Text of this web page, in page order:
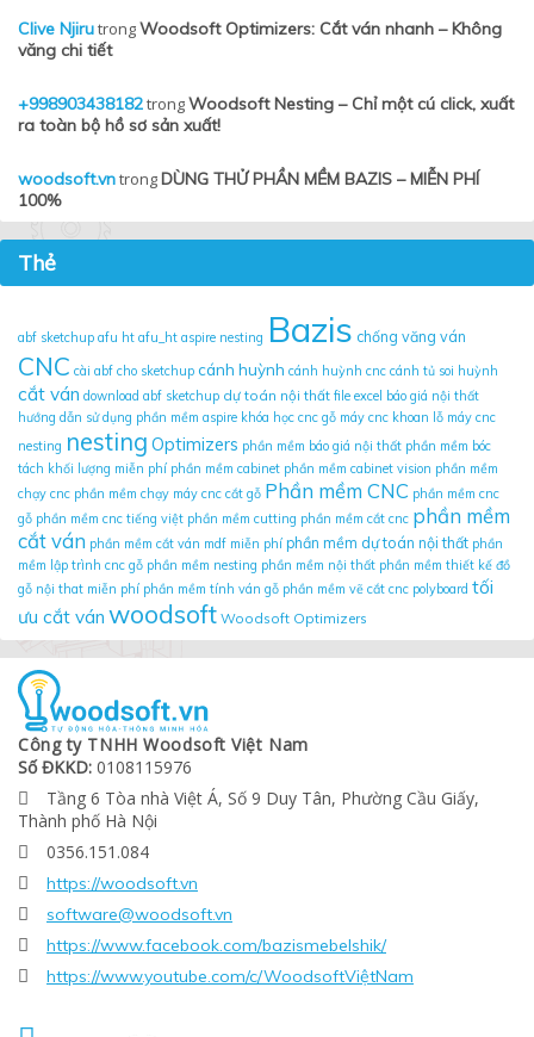
Clive NjirutrongWoodsoft Optimizers: Cắt ván nhanh – Không
văng chi tiết
+998903438182trongWoodsoft Nesting – Chỉ một cú click, xuất
ra toàn bộ hồ sơ sản xuất!
woodsoft.vntrongDÙNG THỬ PHẦN MỀM BAZIS – MIỄN PHÍ
100%
Thẻ
abf sketchup afu ht afu_ht aspire nesting Bazis chống văng ván
CNC cài abf cho sketchup cánh huỳnh cánh huỳnh cnc cánh tủ soi huỳnh
cắt ván download abf sketchup dự toán nội thất file excel báo giá nội thất
hướng dẫn sử dụng phần mềm aspire khóa học cnc gỗ máy cnc khoan lỗ máy cnc
nesting nesting Optimizers phần mềm báo giá nội thất phần mềm bóc
tách khối lượng miễn phí phần mềm cabinet phần mềm cabinet vision phần mềm
chạy cnc phần mềm chạy máy cnc cắt gỗ Phần mềm CNC phần mềm cnc
gỗ phần mềm cnc tiếng việt phần mềm cutting phần mềm cắt cnc phần mềm
cắt ván phần mềm cắt ván mdf miễn phí phần mềm dự toán nội thất phần
mềm lập trình cnc gỗ phần mềm nesting phần mềm nội thất phần mềm thiết kế đồ
gỗ nội that miễn phí phần mềm tính ván gỗ phần mềm vẽ cắt cnc polyboard tối
ưu cắt ván woodsoft Woodsoft Optimizers
Công ty TNHH Woodsoft Việt Nam
Số ĐKKD: 0108115976

Tầng 6 Tòa nhà Việt Á, Số 9 Duy Tân, Phường Cầu Giấy,
Thành phố Hà Nội
 0356.151.084
 https://woodsoft.vn
 software@woodsoft.vn
 https://www.facebook.com/bazismebelshik/
 https://www.youtube.com/c/WoodsoftViệtNam